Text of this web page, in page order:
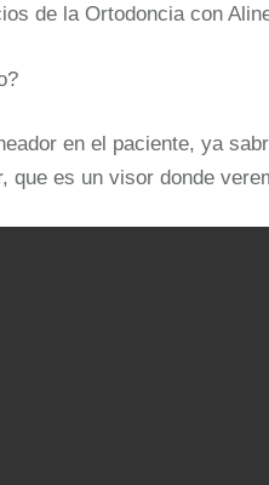
de la Ortodoncia con
en el paciente, ya
que es un visor donde